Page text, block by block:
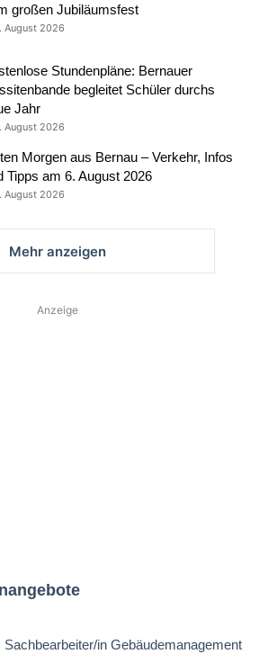
großen Jubiläumsfest
August 2026
Stundenpläne: Bernauer
begleitet Schüler durchs
Jahr
August 2026
Morgen aus Bernau – Verkehr, Infos
Tipps am 6. August 2026
August 2026
Mehr anzeigen
Anzeige
in Gebäudemanagement